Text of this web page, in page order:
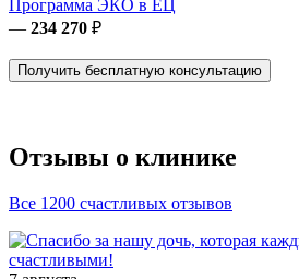
Программа ЭКО в ЕЦ
— 234 270 ₽
Получить бесплатную консультацию
Отзывы о клинике
Все 1200 счастливых отзывов